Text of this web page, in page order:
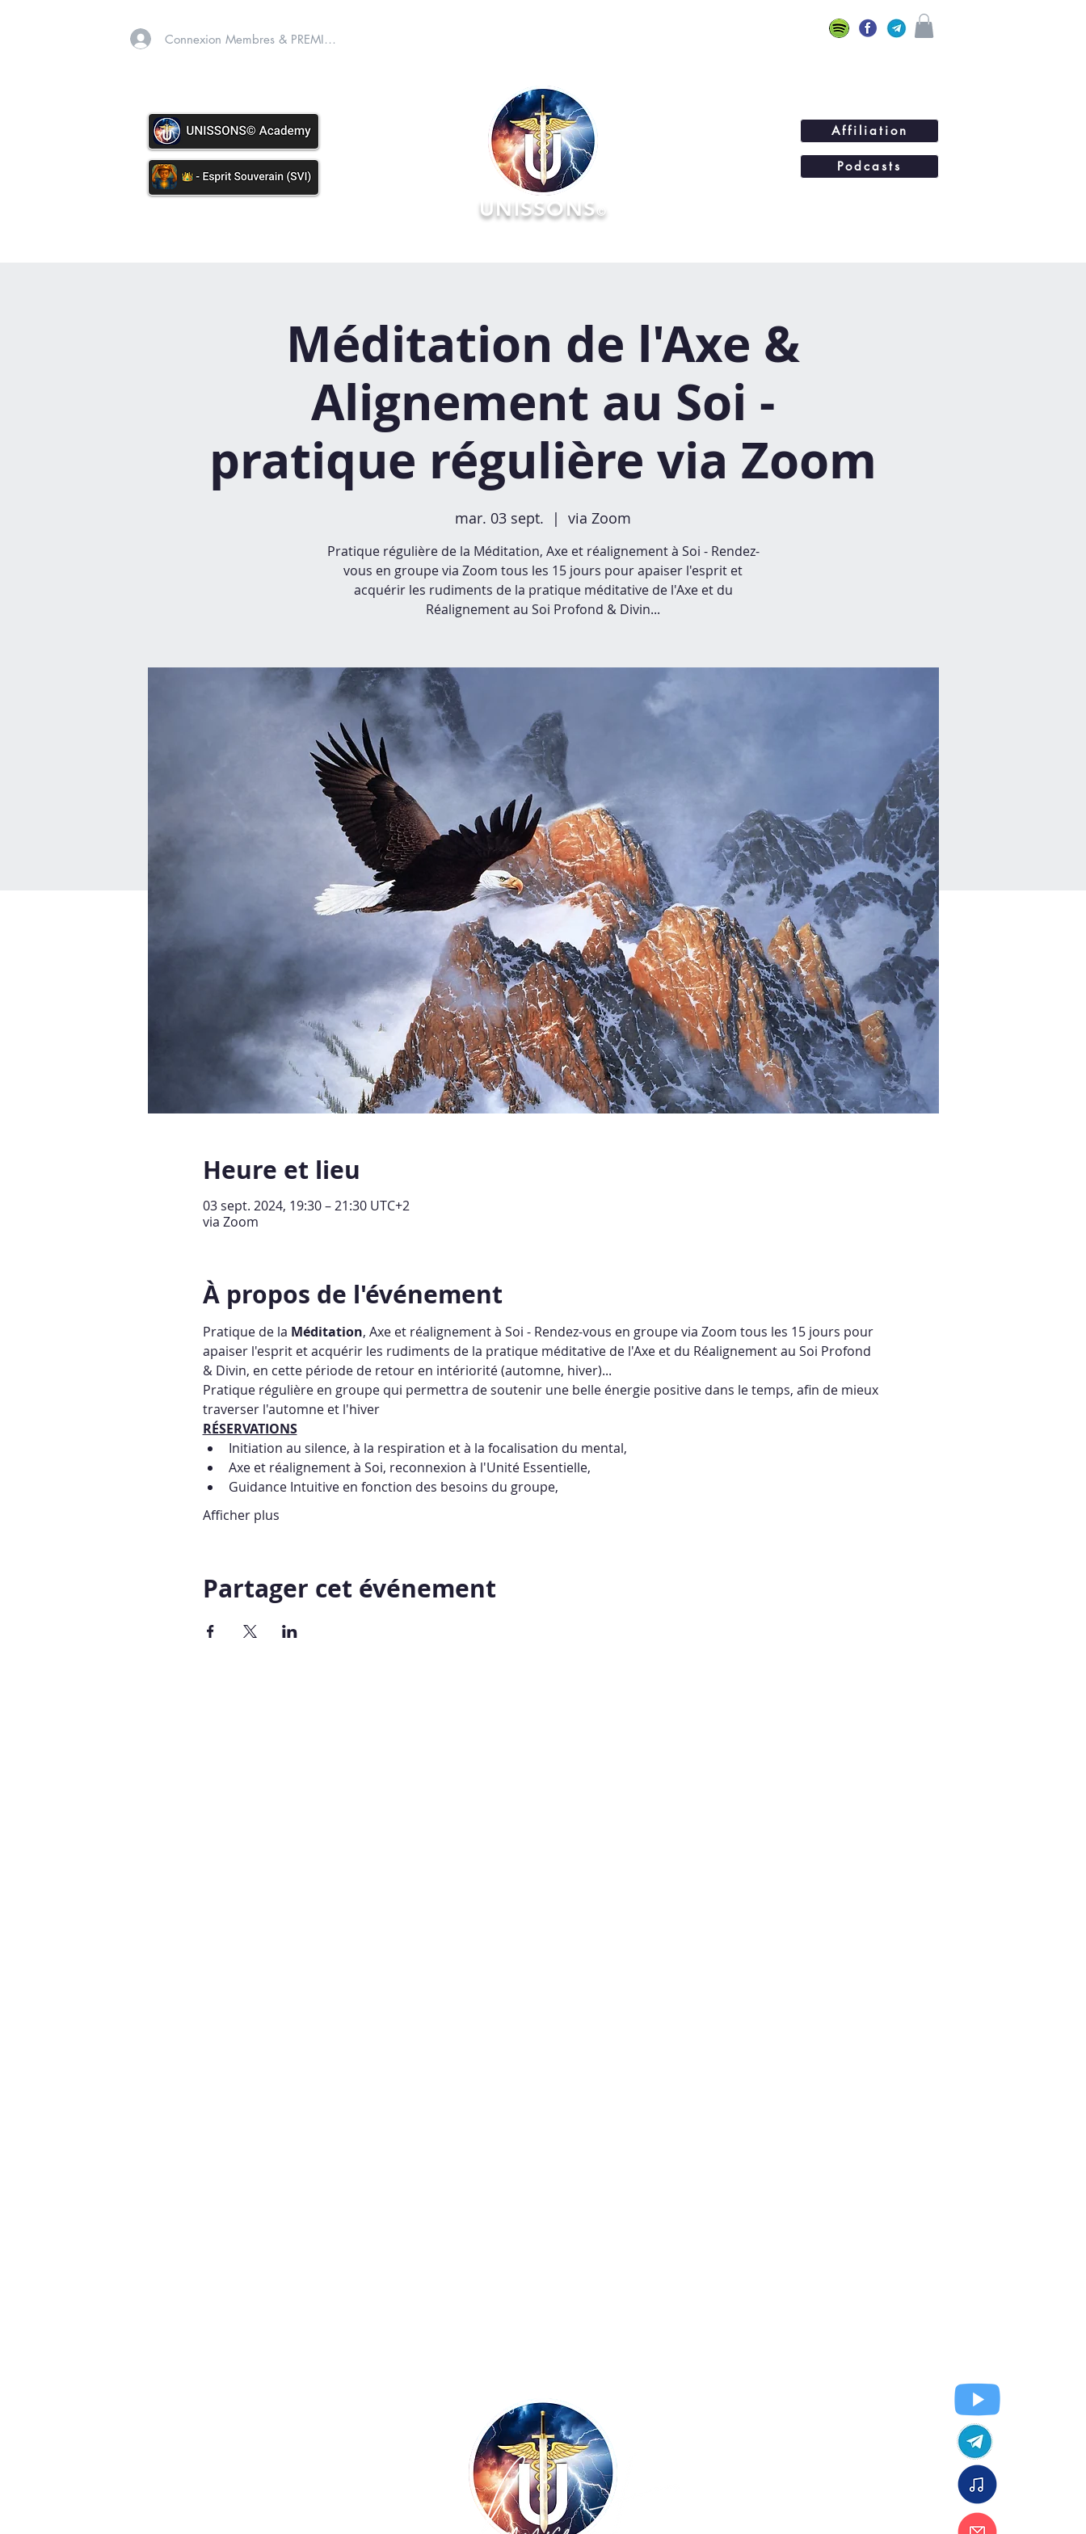
Connexion Membres & PREMIUM
Affiliation
Podcasts
UNISSONS©
Méditation de l'Axe &
Alignement au Soi -
pratique régulière via Zoom
mar. 03 sept.
  |
via Zoom
Pratique régulière de la Méditation, Axe et réalignement à Soi - Rendez-
vous en groupe via Zoom tous les 15 jours pour apaiser l'esprit et
acquérir les rudiments de la pratique méditative de l'Axe et du
Réalignement au Soi Profond & Divin...
Heure et lieu
03 sept. 2024, 19:30 – 21:30 UTC+2
via Zoom
À propos de l'événement
Pratique de la Méditation, Axe et réalignement à Soi - Rendez-vous en groupe via Zoom tous les 15 jours pour
apaiser l'esprit et acquérir les rudiments de la pratique méditative de l'Axe et du Réalignement au Soi Profond
& Divin, en cette période de retour en intériorité (automne, hiver)...
Pratique régulière en groupe qui permettra de soutenir une belle énergie positive dans le temps, afin de mieux
traverser l'automne et l'hiver
RÉSERVATIONS
Initiation au silence, à la respiration et à la focalisation du mental,
Axe et réalignement à Soi, reconnexion à l'Unité Essentielle,
Guidance Intuitive en fonction des besoins du groupe,
Afficher plus
Partager cet événement